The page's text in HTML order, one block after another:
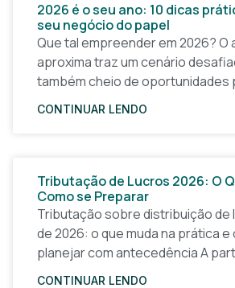
2026 é o seu ano: 10 dicas
seu negócio do papel
Que tal empreender em 2026? O
aproxima traz um cenário
também cheio de oportunidades
quer tirar uma ideia do papel e
CONTINUAR LENDO
Tributação de Lucros 2026: O
Como se Preparar
Tributação sobre distribuição de
de 2026: o que muda na prática e
planejar com antecedência A
janeiro de 2026, a forma
CONTINUAR LENDO